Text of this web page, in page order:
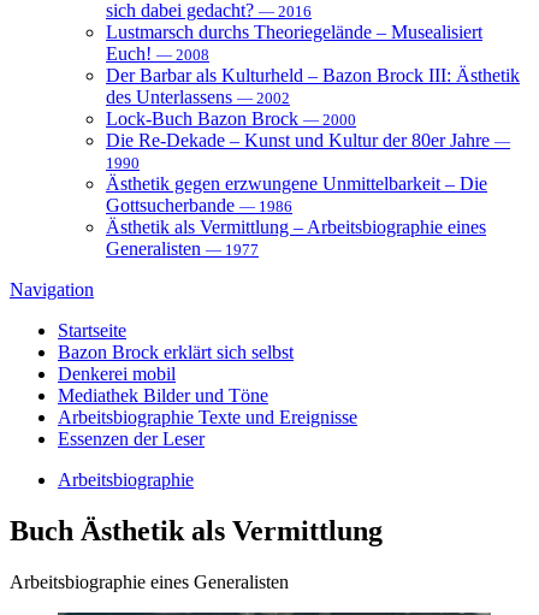
sich dabei gedacht? — 2016
Lustmarsch durchs Theoriegelände – Musealisiert
Euch! — 2008
Der Barbar als Kulturheld – Bazon Brock III: Ästhetik
des Unterlassens — 2002
Lock-Buch Bazon Brock — 2000
Die Re-Dekade – Kunst und Kultur der 80er Jahre —
1990
Ästhetik gegen erzwungene Unmittelbarkeit – Die
Gottsucherbande — 1986
Ästhetik als Vermittlung – Arbeitsbiographie eines
Generalisten — 1977
Navigation
Startseite
Bazon Brock erklärt sich selbst
Denkerei mobil
Mediathek Bilder und Töne
Arbeitsbiographie Texte und Ereignisse
Essenzen der Leser
Arbeitsbiographie
Buch Ästhetik als Vermittlung
Arbeitsbiographie eines Generalisten